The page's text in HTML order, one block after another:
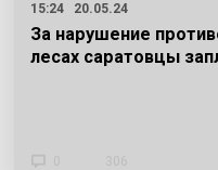
15:24
20.05.24
За нарушение
лесах саратовцы